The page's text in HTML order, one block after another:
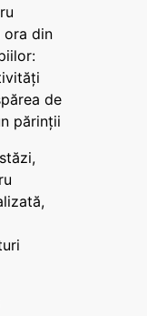
ora din
de
părinții